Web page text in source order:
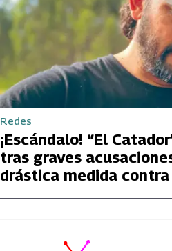
Redes
¡Escándalo! “El
tras graves
drástica medida